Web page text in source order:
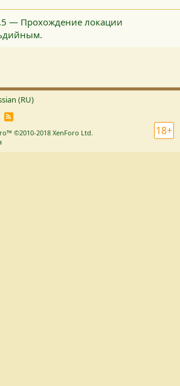
— Прохождение локации
(RU)
R
S
18+
©2010-2018 XenForo Ltd.